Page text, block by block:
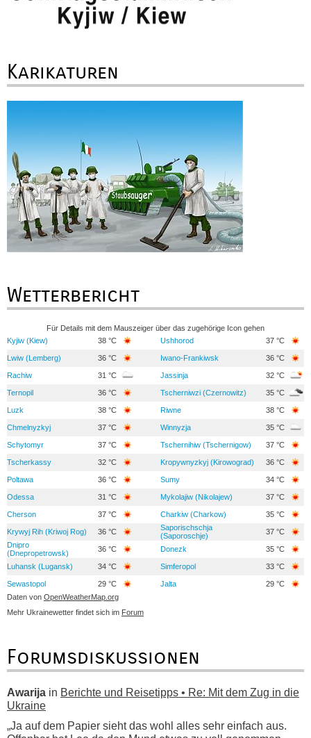
Karikaturen
Wetterbericht
Für Details mit dem Mauszeiger über das zugehörige Icon gehen
Kyjiw (Kiew)
38 °C Ushhorod 37 °C
Lwiw (Lemberg) 36 °C Iwano-Frankiwsk 36 °C
Rachiw 31 °C Jassinja 32 °C
Ternopil 36 °C Tscherniwzi (Czernowitz) 35 °C
Luzk 38 °C Riwne 38 °C
Chmelnyzkyj 37 °C Winnyzja 35 °C
Schytomyr 37 °C Tschernihiw (Tschernigow) 37 °C
Tscherkassy 32 °C Kropywnyzkyj (Kirowograd) 36 °C
Poltawa 36 °C Sumy 34 °C
Odessa 31 °C Mykolajiw (Nikolajew) 37 °C
Cherson 37 °C Charkiw (Charkow) 35 °C
Krywyj Rih (Kriwoj Rog) 36 °C
Saporischschja
(Saporoschje)
37 °C
Dnipro
(Dnepropetrowsk)
36 °C Donezk 35 °C
Luhansk (Lugansk) 34 °C Simferopol 33 °C
Sewastopol 29 °C Jalta
29 °C
Daten von OpenWeatherMap.org
Mehr Ukrainewetter findet sich im Forum
Forumsdiskussionen
Awarija in Berichte und Reisetipps • Re: Mit dem Zug in die
Ukraine
„Ja auf dem Papier sieht das wohl alles sehr einfach aus.